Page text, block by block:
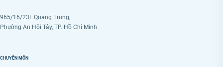
965/16/23L Quang Trung,
Phường An Hội Tây, TP. Hồ Chí Minh
CHUYÊN MÔN